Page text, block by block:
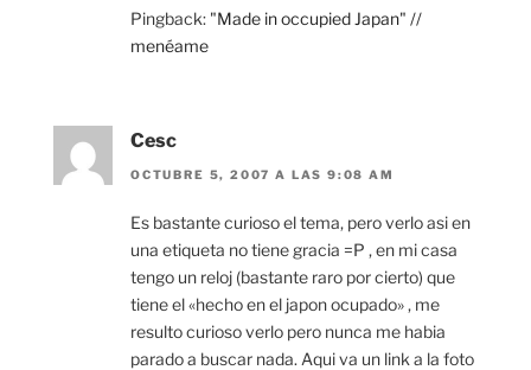
Pingback: "Made in occupied Japan" //
menéame
Cesc
OCTUBRE 5, 2007 A LAS 9:08 AM
Es bastante curioso el tema, pero verlo asi en
una etiqueta no tiene gracia =P , en mi casa
tengo un reloj (bastante raro por cierto) que
tiene el «hecho en el japon ocupado» , me
resulto curioso verlo pero nunca me habia
parado a buscar nada. Aqui va un link a la foto